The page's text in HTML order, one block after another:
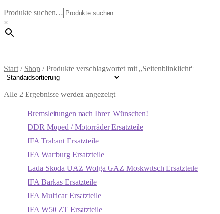
Produkte suchen…
×
Start / Shop /Produkte verschlagwortet mit „Seitenblinklicht“
Alle 2 Ergebnisse werden angezeigt
Bremsleitungen nach Ihren Wünschen!
DDR Moped / Motorräder Ersatzteile
IFA Trabant Ersatzteile
IFA Wartburg Ersatzteile
Lada Skoda UAZ Wolga GAZ Moskwitsch Ersatzteile
IFA Barkas Ersatzteile
IFA Multicar Ersatzteile
IFA W50 ZT Ersatzteile